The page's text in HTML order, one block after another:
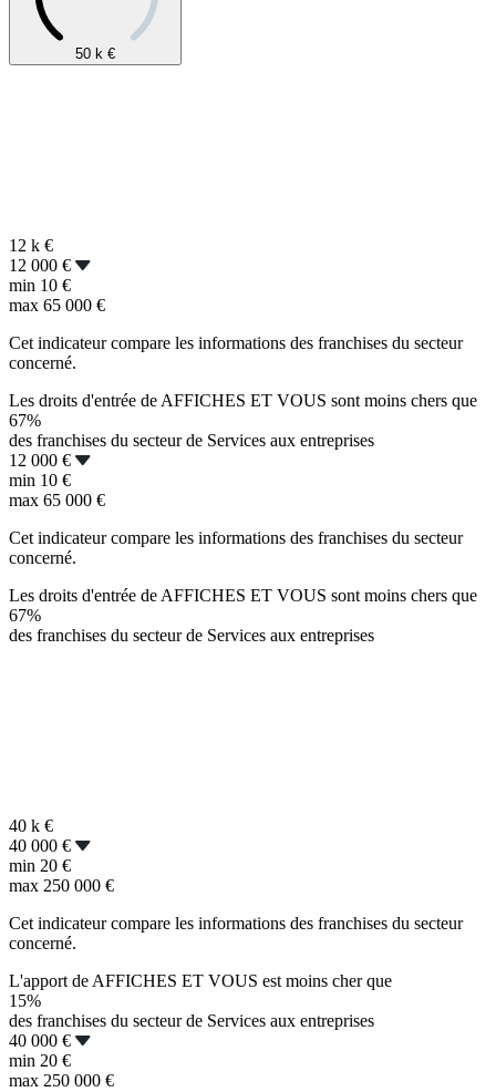
50 k €
12 k €
12 000 €
min 10 €
max 65 000 €
Cet indicateur compare les informations des franchises du secteur
concerné.
Les droits d'entrée de AFFICHES ET VOUS sont moins chers que
67%
des franchises du secteur de Services aux entreprises
12 000 €
min 10 €
max 65 000 €
Cet indicateur compare les informations des franchises du secteur
concerné.
Les droits d'entrée de AFFICHES ET VOUS sont moins chers que
67%
des franchises du secteur de Services aux entreprises
40 k €
40 000 €
min 20 €
max 250 000 €
Cet indicateur compare les informations des franchises du secteur
concerné.
L'apport de AFFICHES ET VOUS est moins cher que
15%
des franchises du secteur de Services aux entreprises
40 000 €
min 20 €
max 250 000 €